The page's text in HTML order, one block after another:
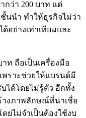
กว่า 200 บาท แต่
นนำ ทำให้ธุรกิจไม่ว่า
อย่างเท่าเทียมและ
ท ถือเป็นเครื่องมือ
พราะช่วยให้แบรนด์มี
ได้โดยไม่รู้ตัว อีกทั้ง
างภาพลักษณ์ที่น่าเชื่อ
ยไม่จำเป็นต้องใช้งบ